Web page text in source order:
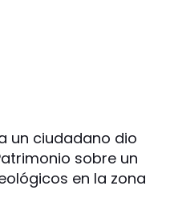
un ciudadano dio
sobre un
en la zona